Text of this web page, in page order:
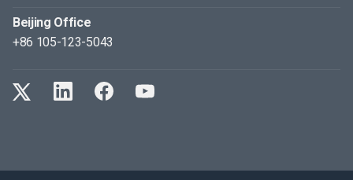
Beijing Office
+86 105-123-5043